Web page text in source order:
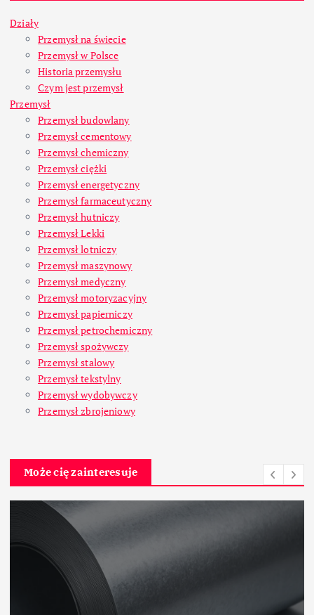
Działy
Przemysł na świecie
Przemysł w Polsce
Historia przemysłu
Czym jest przemysł
Przemysł
Przemysł budowlany
Przemysł cementowy
Przemysł chemiczny
Przemysł ciężki
Przemysł energetyczny
Przemysł farmaceutyczny
Przemysł hutniczy
Przemysł Lekki
Przemysł lotniczy
Przemysł maszynowy
Przemysł medyczny
Przemysł motoryzacyjny
Przemysł papierniczy
Przemysł petrochemiczny
Przemysł spożywczy
Przemysł stalowy
Przemysł tekstylny
Przemysł wydobywczy
Przemysł zbrojeniowy
Może cię zainteresuje